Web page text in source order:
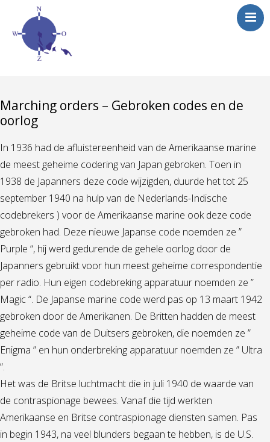
Marching orders – Gebroken codes en de
oorlog
In 1936 had de afluistereenheid van de Amerikaanse marine
de meest geheime codering van Japan gebroken. Toen in
1938 de Japanners deze code wijzigden, duurde het tot 25
september 1940 na hulp van de Nederlands-Indische
codebrekers ) voor de Amerikaanse marine ook deze code
gebroken had. Deze nieuwe Japanse code noemden ze ”
Purple “, hij werd gedurende de gehele oorlog door de
Japanners gebruikt voor hun meest geheime correspondentie
per radio. Hun eigen codebreking apparatuur noemden ze ”
Magic “. De Japanse marine code werd pas op 13 maart 1942
gebroken door de Amerikanen. De Britten hadden de meest
geheime code van de Duitsers gebroken, die noemden ze ”
Enigma ” en hun onderbreking apparatuur noemden ze ” Ultra
“.
Het was de Britse luchtmacht die in juli 1940 de waarde van
de contraspionage bewees. Vanaf die tijd werkten
Amerikaanse en Britse contraspionage diensten samen. Pas
in begin 1943, na veel blunders begaan te hebben, is de U.S.